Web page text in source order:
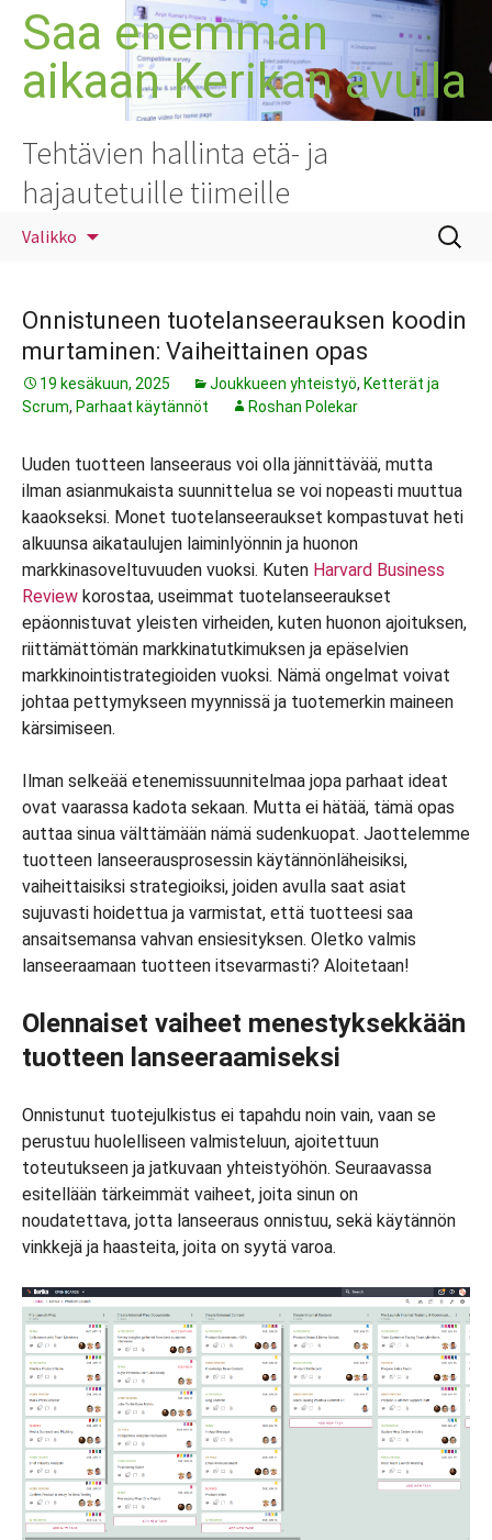
Siirry
sisältöön
Saa enemmän
aikaan Kerikan avulla
Tehtävien hallinta etä- ja
hajautetuille tiimeille
Valikko
Haku:
Onnistuneen tuotelanseerauksen koodin
murtaminen: Vaiheittainen opas
19 kesäkuun, 2025 Joukkueen yhteistyö, Ketterät ja
Scrum, Parhaat käytännöt Roshan Polekar
Uuden tuotteen lanseeraus voi olla jännittävää, mutta
ilman asianmukaista suunnittelua se voi nopeasti muuttua
kaaokseksi. Monet tuotelanseeraukset kompastuvat heti
alkuunsa aikataulujen laiminlyönnin ja huonon
markkinasoveltuvuuden vuoksi. Kuten Harvard Business
Review korostaa, useimmat tuotelanseeraukset
epäonnistuvat yleisten virheiden, kuten huonon ajoituksen,
riittämättömän markkinatutkimuksen ja epäselvien
markkinointistrategioiden vuoksi. Nämä ongelmat voivat
johtaa pettymykseen myynnissä ja tuotemerkin maineen
kärsimiseen.
Ilman selkeää etenemissuunnitelmaa jopa parhaat ideat
ovat vaarassa kadota sekaan. Mutta ei hätää, tämä opas
auttaa sinua välttämään nämä sudenkuopat. Jaottelemme
tuotteen lanseerausprosessin käytännönläheisiksi,
vaiheittaisiksi strategioiksi, joiden avulla saat asiat
sujuvasti hoidettua ja varmistat, että tuotteesi saa
ansaitsemansa vahvan ensiesityksen. Oletko valmis
lanseeraamaan tuotteen itsevarmasti? Aloitetaan!
Olennaiset vaiheet menestyksekkään
tuotteen lanseeraamiseksi
Onnistunut tuotejulkistus ei tapahdu noin vain, vaan se
perustuu huolelliseen valmisteluun, ajoitettuun
toteutukseen ja jatkuvaan yhteistyöhön. Seuraavassa
esitellään tärkeimmät vaiheet, joita sinun on
noudatettava, jotta lanseeraus onnistuu, sekä käytännön
vinkkejä ja haasteita, joita on syytä varoa.